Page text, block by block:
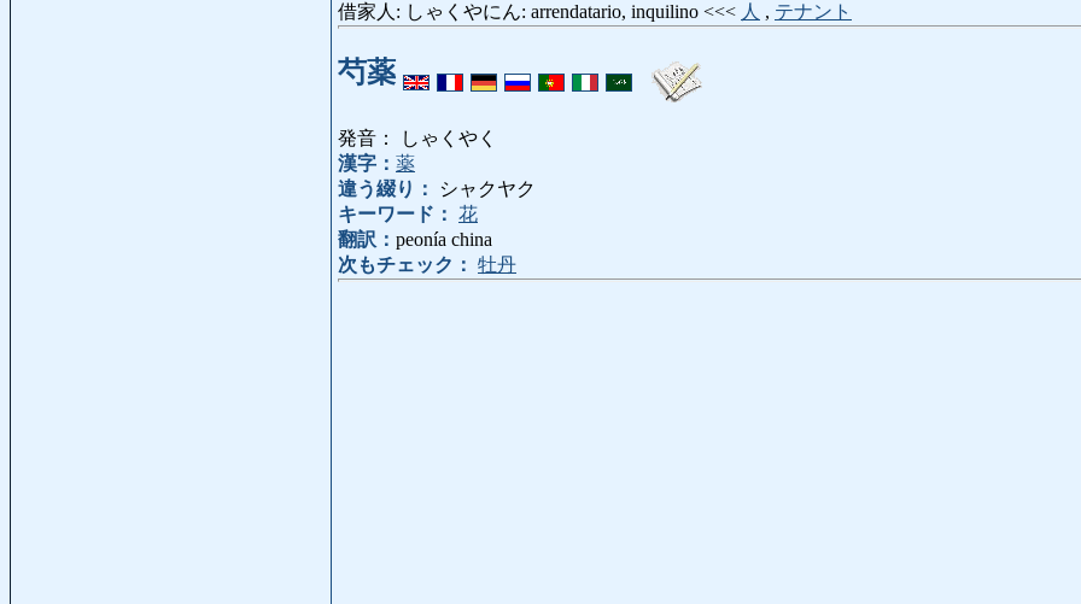
借家人: しゃくやにん: arrendatario, inquilino <<< 人 , テナント
芍薬
発音： しゃくやく
漢字： 薬
違う綴り：
シャクヤク
キーワード： 花
翻訳： peonía china
次もチェック： 牡丹